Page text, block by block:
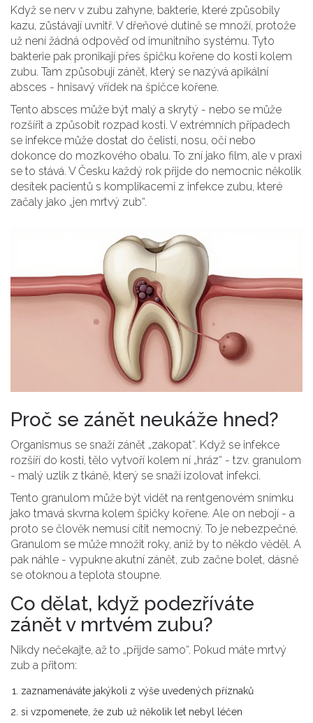
Když se nerv v zubu zahyne, bakterie, které způsobily
kazu, zůstávají uvnitř. V dřeňové dutině se množí, protože
už není žádná odpověď od imunitního systému. Tyto
bakterie pak pronikají přes špičku kořene do kosti kolem
zubu. Tam způsobují zánět, který se nazývá apikální
absces - hnisavý vřídek na špičce kořene.
Tento absces může být malý a skrytý - nebo se může
rozšířit a způsobit rozpad kosti. V extrémních případech
se infekce může dostat do čelisti, nosu, očí nebo
dokonce do mozkového obalu. To zní jako film, ale v praxi
se to stává. V Česku každý rok přijde do nemocnic několik
desítek pacientů s komplikacemi z infekce zubu, které
začaly jako „jen mrtvý zub“.
Proč se zánět neukáže hned?
Organismus se snaží zánět „zakopat“. Když se infekce
rozšíří do kosti, tělo vytvoří kolem ní „hráz“ - tzv. granulom
- malý uzlík z tkáně, který se snaží izolovat infekci.
Tento granulom může být vidět na rentgenovém snímku
jako tmavá skvrna kolem špičky kořene. Ale on nebojí - a
proto se člověk nemusí cítit nemocný. To je nebezpečné.
Granulom se může množit roky, aniž by to někdo věděl. A
pak náhle - vypukne akutní zánět, zub začne bolet, dásně
se otoknou a teplota stoupne.
Co dělat, když podezříváte
zánět v mrtvém zubu?
Nikdy nečekajte, až to „přijde samo“. Pokud máte mrtvý
zub a přitom:
zaznamenáváte jakýkoli z výše uvedených příznaků
si vzpomenete, že zub už několik let nebyl léčen